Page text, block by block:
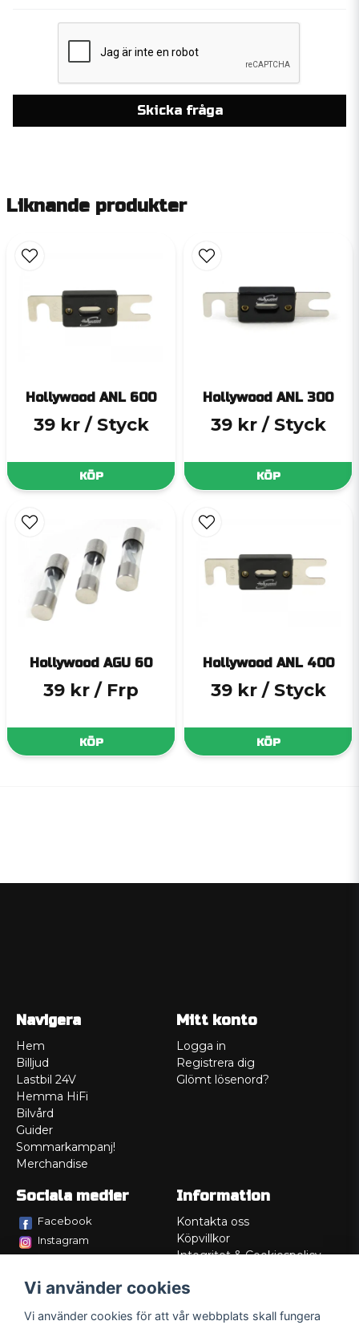
Skicka fråga
Liknande produkter
Hollywood ANL 600
39 kr / Styck
KÖP
Hollywood ANL 300
39 kr / Styck
KÖP
Hollywood AGU 60
39 kr / Frp
KÖP
Hollywood ANL 400
39 kr / Styck
KÖP
Navigera
Hem
Billjud
Lastbil 24V
Hemma HiFi
Bilvård
Guider
Sommarkampanj!
Merchandise
Mitt konto
Logga in
Registrera dig
Glömt lösenord?
Sociala medier
Facebook
Instagram
Information
Kontakta oss
Köpvillkor
Integritet & Cookiespolicy
Service/Garanti
Vi använder cookies
Vi använder cookies för att vår webbplats skall fungera